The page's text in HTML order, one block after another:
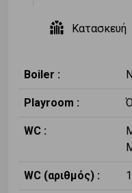
Κατασκευή
Boiler :
Playroom :
WC :
WC (αριθμός) : 1